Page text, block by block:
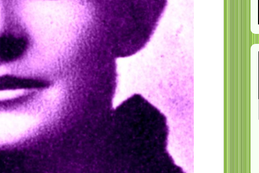
Margarita Hickey y
Pollizzoni poeta y
traductora española de la
Ilustración
Margarita Hickey y Pollizzoni (Palma
de Mallorca, 1728<1753 - Madrid
post. 3 de agosto de...
Josephine Levy-Rathenau
sufragista alemana
Josephine Levy-Rathenau (3 de junio
de 1877 en Berlín, - 15 de noviembre
de 1921 ibid) fue una...